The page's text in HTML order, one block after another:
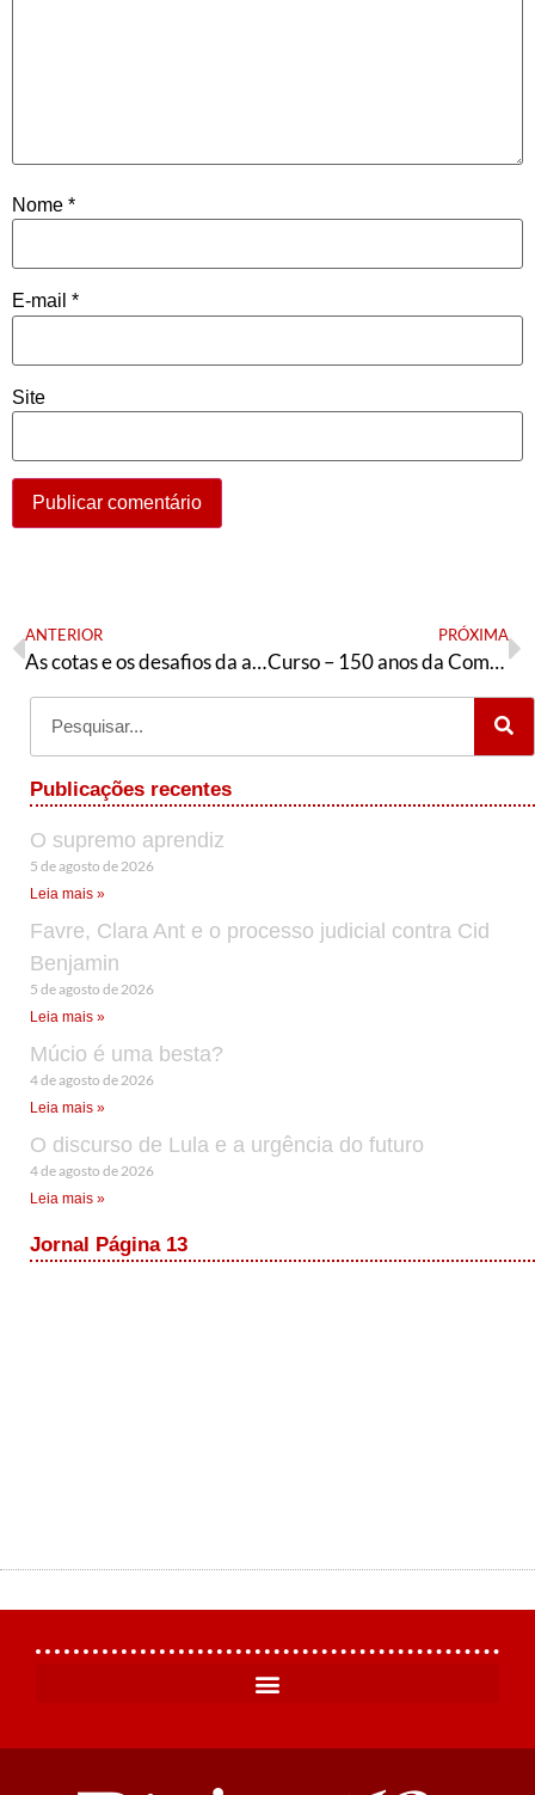
Nome *
E-mail *
Site
ANTERIOR
As cotas e os desafios da assistência estudantil no próximo período
PRÓXIMA
Curso – 150 anos da Comuna de Paris
Publicações recentes
O supremo aprendiz
5 de agosto de 2026
Leia mais »
Favre, Clara Ant e o processo judicial contra Cid
Benjamin
5 de agosto de 2026
Leia mais »
Múcio é uma besta?
4 de agosto de 2026
Leia mais »
O discurso de Lula e a urgência do futuro
4 de agosto de 2026
Leia mais »
Jornal Página 13